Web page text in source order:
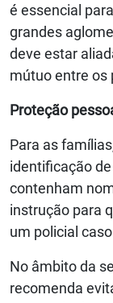
é essencial
grandes
deve estar
mútuo entre os
Proteção
Para as
identificação
contenham
instrução para
um policial
No âmbito da
recomenda